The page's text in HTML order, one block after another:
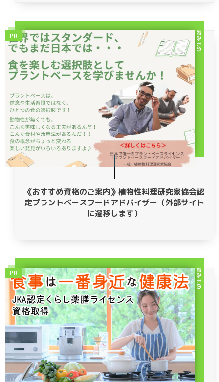
読みもの
《おすすめ資格のご案内》植物性料理研究家協会認
定プラントベースフードアドバイザー（外部サイト
に遷移します）
PR
読みもの
PR